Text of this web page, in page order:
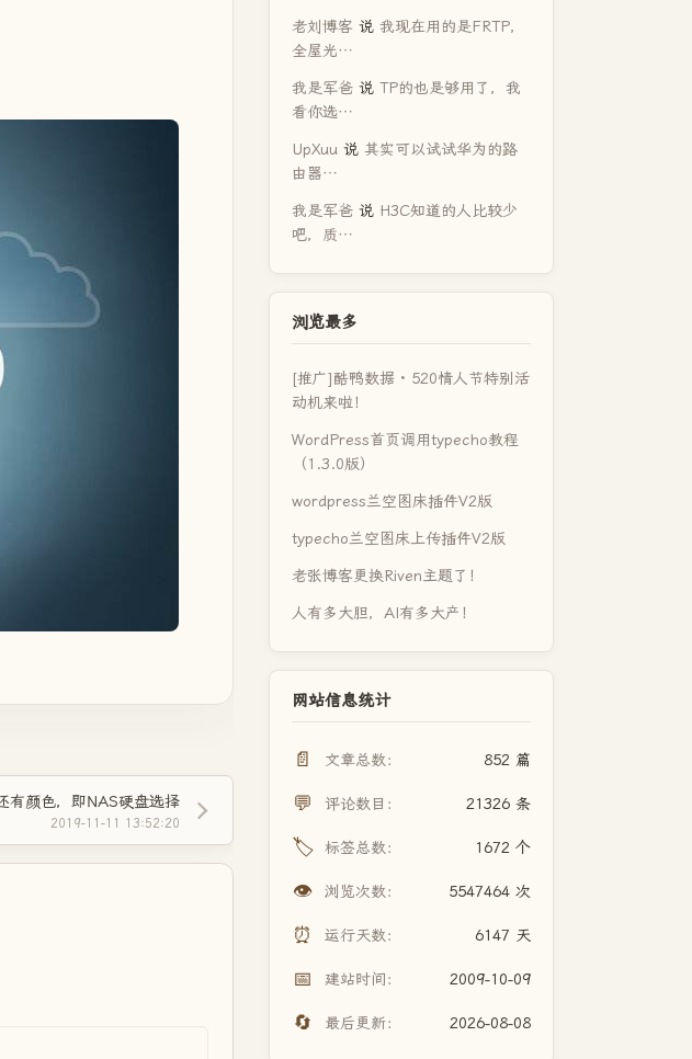
有颜色，即NAS硬盘选择
2019-11-11 13:52:20
老刘博客 说 我现在用的是FRTP，
全屋光…
我是军爸 说 TP的也是够用了，我
看你选…
UpXuu 说 其实可以试试华为的路
由器…
我是军爸 说 H3C知道的人比较少
吧，质…
浏览最多
[推广]酷鸭数据 · 520情人节特别活
动机来啦！
WordPress首页调用typecho教程
（1.3.0版）
wordpress兰空图床插件V2版
typecho兰空图床上传插件V2版
老张博客更换Riven主题了！
人有多大胆，AI有多大产！
网站信息统计
📄 文章总数： 852 篇
💬 评论数目： 21326 条
🏷️ 标签总数： 1672 个
👁️ 浏览次数： 5547464 次
⏰ 运行天数： 6147 天
📅 建站时间： 2009-10-09
🔄 最后更新： 2026-08-08